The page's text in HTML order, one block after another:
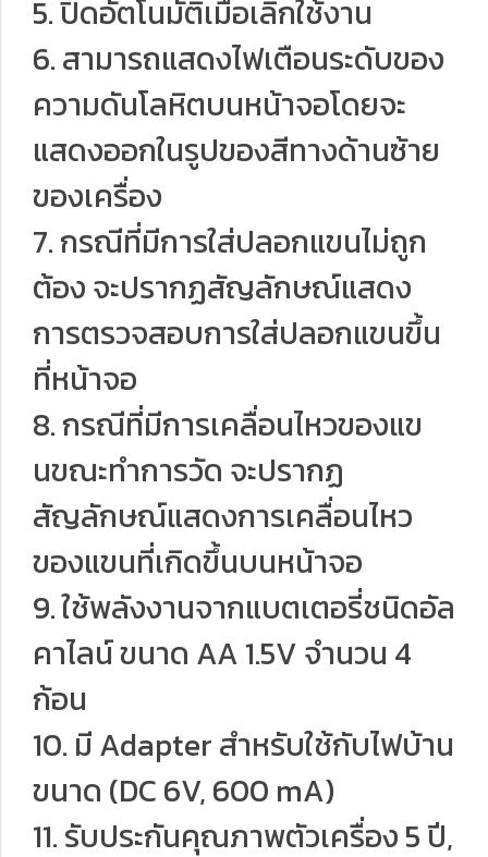
5. ปิดอัตโนมัติเมื่อเลิกใช้งาน
6. สามารถแสดงไฟเตือนระดับของ
ความดันโลหิตบนหน้าจอโดยจะ
แสดงออกในรูปของสีทางด้านซ้าย
ของเครื่อง
7. กรณีที่มีการใส่ปลอกแขนไม่ถูก
ต้อง จะปรากฏสัญลักษณ์แสดง
การตรวจสอบการใส่ปลอกแขนขึ้น
ที่หน้าจอ
8. กรณีที่มีการเคลื่อนไหวของแข
นขณะทําการวัด จะปรากฏ
สัญลักษณ์แสดงการเคลื่อนไหว
ของแขนที่เกิดขึ้นบนหน้าจอ
9. ใช้พลังงานจากแบตเตอรี่ชนิดอัล
คาไลน์ ขนาด AA 1.5V จํานวน 4
ก้อน
10. มี Adapter สําหรับใช้กับไฟบ้าน
ขนาด (DC 6V, 600 mA)
11. รับประกันคุณภาพตัวเครื่อง 5 ปี,